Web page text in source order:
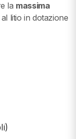
la massima
litio in dotazione